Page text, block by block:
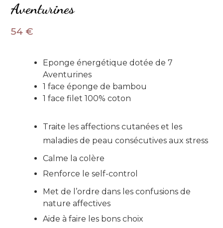
Aventurines
54 €
Eponge énergétique dotée de 7
Aventurines
1 face éponge de bambou
1 face filet 100% coton
Traite les affections cutanées et les
maladies de peau consécutives aux stress
Calme la colère
Renforce le self-control
Met de l’ordre dans les confusions de
nature affectives
Aide à faire les bons choix